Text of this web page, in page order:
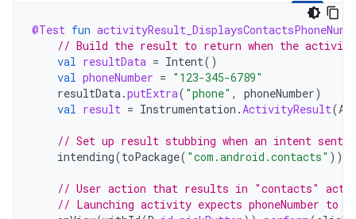
@Test fun
// Build the result to return when the
val resultData = Intent()
val phoneNumber = "123-345-6789"
resultData.putExtra( "phone" , phoneNumber)
val result = Instrumentation .ActivityResult(
// Set up result stubbing when an intent sent
intending(toPackage( "com.android.contacts" )).
// User action that results in "contacts"
// Launching activity expects phoneNumber to